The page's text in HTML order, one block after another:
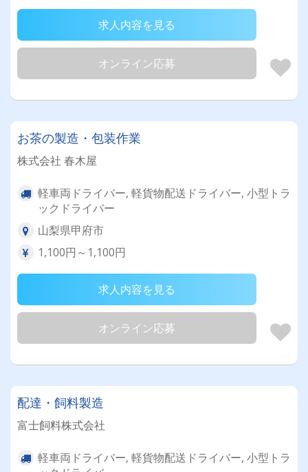
求人内容を見る
オンライン応募
お茶の製造・包装作業
株式会社 春木屋
軽車両ドライバー, 軽貨物配送ドライバー, 小型トラ
ックドライバー
山梨県甲府市
1,100円～1,100円
求人内容を見る
オンライン応募
配達・飼料製造
富士飼料株式会社
軽車両ドライバー, 軽貨物配送ドライバー, 小型トラ